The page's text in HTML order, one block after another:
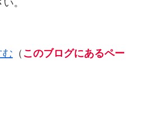
。
む （ このブログにあるペー